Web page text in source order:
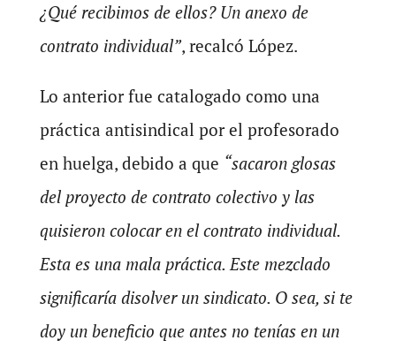
¿Qué recibimos de ellos? Un anexo de
contrato individual”, recalcó López.
Lo anterior fue catalogado como una
práctica antisindical por el profesorado
en huelga, debido a que “sacaron glosas
del proyecto de contrato colectivo y las
quisieron colocar en el contrato individual.
Esta es una mala práctica. Este mezclado
significaría disolver un sindicato. O sea, si te
doy un beneficio que antes no tenías en un